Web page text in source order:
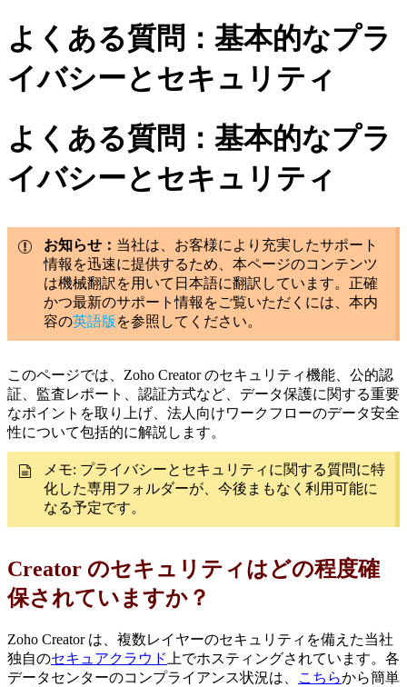
よくある質問：基本的なプラ
イバシーとセキュリティ
よくある質問：基本的なプラ
イバシーとセキュリティ
お知らせ： 当社は、お客様により充実したサポート
情報を迅速に提供するため、本ページのコンテンツ
は機械翻訳を用いて日本語に翻訳しています。正確
かつ最新のサポート情報をご覧いただくには、本内
容の英語版 を参照してください。
このページでは、Zoho Creator のセキュリティ機能、公的認
証、監査レポート、認証方式など、データ保護に関する重要
なポイントを取り上げ、法人向けワークフローのデータ安全
性について包括的に解説します。
メモ: プライバシーとセキュリティに関する質問に特
化した専用フォルダーが、今後まもなく利用可能に
なる予定です。
Creator のセキュリティはどの程度確
保されていますか？
Zoho Creator は、複数レイヤーのセキュリティを備えた当社
独自のセキュアクラウド 上でホスティングされています。各
データセンターのコンプライアンス状況は、
こちらから簡単